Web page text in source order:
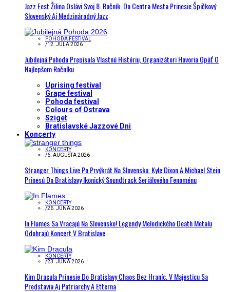
Jazz Fest Žilina Oslávi Svoj 8. Ročník. Do Centra Mesta Prinesie Špičkový
Slovenský Aj Medzinárodný Jazz
POHODA FESTIVAL
/12. JÚLA 2026
Jubilejná Pohoda Prepísala Vlastnú Históriu, Organizátori Hovoria Opäť O
Najlepšom Ročníku
Uprising festival
Grape festival
Pohoda festival
Colours of Ostrava
Sziget
Bratislavské Jazzové Dni
Koncerty
KONCERTY
/6. AUGUSTA 2026
Stranger Things Live Po Prvýkrát Na Slovensku. Kyle Dixon A Michael Stein
Prinesú Do Bratislavy Ikonický Soundtrack Seriálového Fenoménu
KONCERTY
/26. JÚNA 2026
In Flames Sa Vracajú Na Slovensko! Legendy Melodického Death Metalu
Odohrajú Koncert V Bratislave
KONCERTY
/23. JÚNA 2026
Kim Dracula Prinesie Do Bratislavy Chaos Bez Hraníc. V Majesticu Sa
Predstavia Aj Patriarchy A Etterna